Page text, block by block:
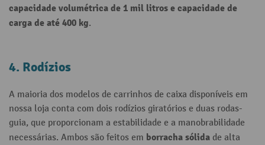
capacidade volumétrica de 1 mil litros e capacidade de
carga de até 400 kg.
4. Rodízios
A maioria dos modelos de carrinhos de caixa disponíveis em
nossa loja conta com dois rodízios giratórios e duas rodas-
guia, que proporcionam a estabilidade e a manobrabilidade
necessárias. Ambos são feitos em borracha sólida de alta